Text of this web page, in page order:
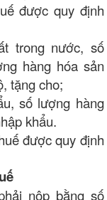
được quy định
trong nước, số
hàng hóa sản
tặng cho;
số lượng hàng
khẩu.
được quy định
nộp bằng số